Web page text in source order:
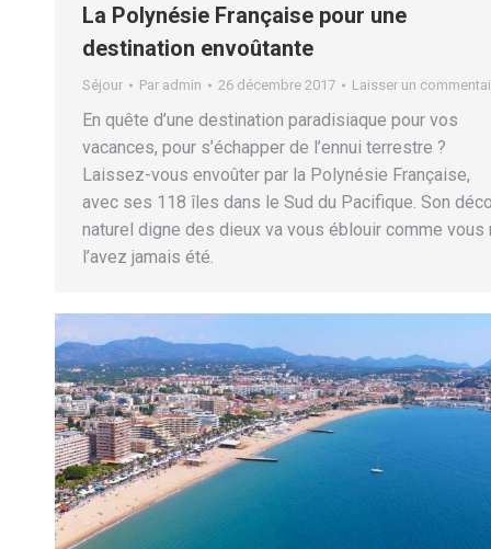
La Polynésie Française pour une
destination envoûtante
Séjour Par admin 26 décembre 2017 Laisser un
En quête d’une destination paradisiaque pour vos
vacances, pour s’échapper de l’ennui terrestre ?
Laissez-vous envoûter par la Polynésie Française,
avec ses 118 îles dans le Sud du Pacifique. Son
naturel digne des dieux va vous éblouir comme vous
l’avez jamais été.